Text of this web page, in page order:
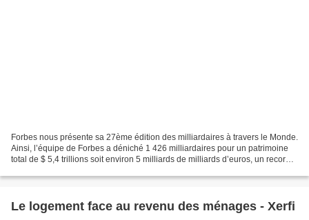
Forbes nous présente sa 27ème édition des milliardaires à travers le Monde.
Ainsi, l’équipe de Forbes a déniché 1 426 milliardaires pour un patrimoine
total de $ 5,4 trillions soit environ 5 milliards de milliards d’euros, un record.
Le logement face au revenu des ménages - Xerfi